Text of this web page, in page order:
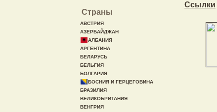
Ссылки
Страны
АВСТРИЯ
АЗЕРБАЙДЖАН
АЛБАНИЯ
АРГЕНТИНА
БЕЛАРУСЬ
БЕЛЬГИЯ
БОЛГАРИЯ
БОСНИЯ И ГЕРЦЕГОВИНА
БРАЗИЛИЯ
ВЕЛИКОБРИТАНИЯ
ВЕНГРИЯ